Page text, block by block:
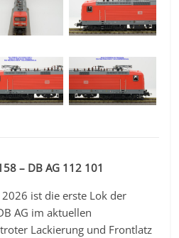
– DB AG 112 101
ist die erste Lok der
AG im aktuellen
Lackierung und Frontlatz